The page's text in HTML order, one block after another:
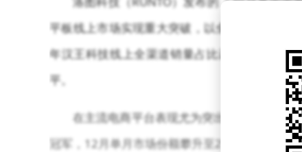
平板线上市场实现重大突破，以全年销量第一
年汉王科技线上全渠道销量占比达24.7%，较
平。
在主流电商平台表现尤为突出，汉王科技
冠军，12月单月市场份额攀升至27%。值得注